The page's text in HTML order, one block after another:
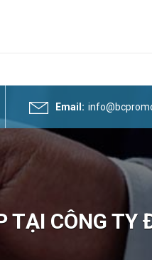
Email:
TẠI CÔNG TY